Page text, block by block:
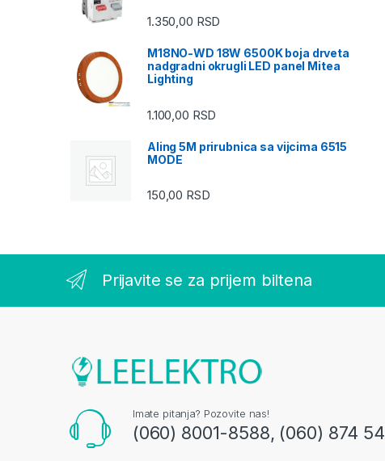
1.350,00 RSD
M18NO-WD 18W 6500K boja drveta
nadgradni okrugli LED panel Mitea
Lighting
1.100,00 RSD
Aling 5M prirubnica sa vijcima 6515
MODE
150,00 RSD
Prijavite se za prijem biltena
Imate pitanja? Pozovite nas!
(060) 8001-8588, (060) 874